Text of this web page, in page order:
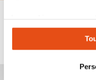
expérience
changer votre choix à
tous les cookies peut
VOUS POURRIEZ
PAR...